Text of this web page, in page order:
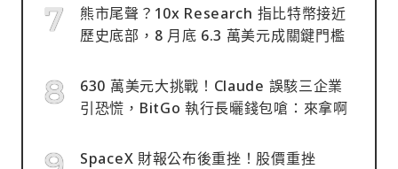
熊市尾聲？10x Research 指比特幣接近
歷史底部，8 月底 6.3 萬美元成關鍵門檻
630 萬美元大挑戰！Claude 誤駭三企業
引恐慌，BitGo 執行長曬錢包嗆：來拿啊
SpaceX 財報公布後重挫！股價重挫